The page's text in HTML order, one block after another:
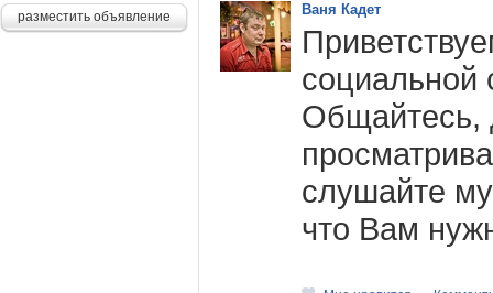
Ваня Кадет
Общайтесь,
слушайте
что Вам
разместить объявление